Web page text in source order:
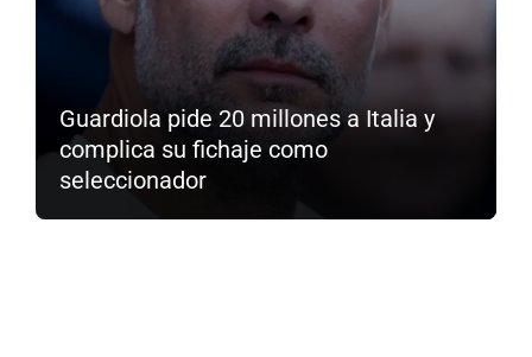
Guardiola pide 20 millones a Italia y
complica su fichaje como
seleccionador